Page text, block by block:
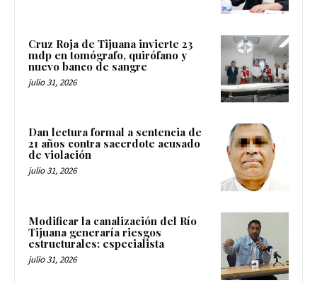
Cruz Roja de Tijuana invierte 23
mdp en tomógrafo, quirófano y
nuevo banco de sangre
julio 31, 2026
Dan lectura formal a sentencia de
21 años contra sacerdote acusado
de violación
julio 31, 2026
Modificar la canalización del Río
Tijuana generaría riesgos
estructurales: especialista
julio 31, 2026